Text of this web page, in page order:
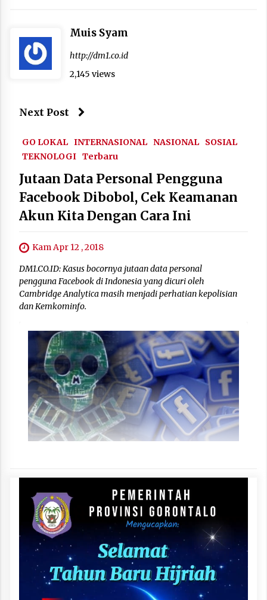
Muis Syam
http://dm1.co.id
2,145 views
Next Post
GO LOKAL INTERNASIONAL NASIONAL
SOSIAL
TEKNOLOGI Terbaru
Jutaan Data Personal Pengguna
Facebook Dibobol, Cek Keamanan
Akun Kita Dengan Cara Ini
Kam Apr 12 , 2018
DM1.CO.ID: Kasus bocornya jutaan data personal
pengguna Facebook di Indonesia yang dicuri oleh
Cambridge Analytica masih menjadi perhatian kepolisian
dan Kemkominfo.